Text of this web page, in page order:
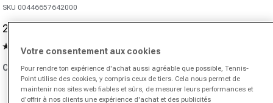
SKU 00446657642000
Prix promotionnel
23,95 €
Prix normal
Lire
avis.
Lien
sur
la
(35)
Couleur:lilas
Variante en rupture de stock ou indisponible
Votre consentement aux cookies
Pour rendre ton expérience d'achat aussi agréable que possible, Tennis-
Point utilise des cookies, y compris ceux de tiers. Cela nous permet de
maintenir nos sites web fiables et sûrs, de mesurer leurs performances et
d'offrir à nos clients une expérience d'achat et des publicités